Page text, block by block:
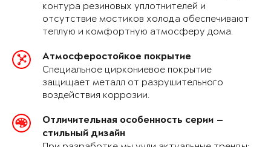
контура резиновых уплотнителей и
отсутствие мостиков холода обеспечивают
теплую и комфортную атмосферу дома.
Атмосферостойкое покрытие
Специальное циркониевое покрытие
защищает металл от разрушительного
воздействия коррозии.
Отличительная особенность серии —
стильный дизайн